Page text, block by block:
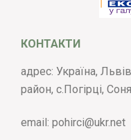
КОНТАКТИ
адрес: Україна,
район, с.Погірці,
email: pohirci@ukr.net